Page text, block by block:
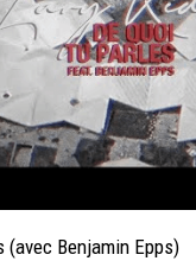
(avec Benjamin Epps)